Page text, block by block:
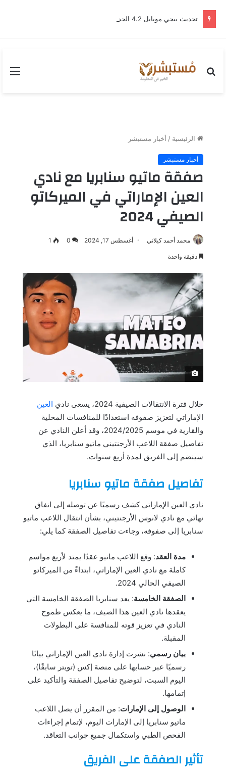
بحث
الرئيسية / أخبار مستبشر
أخبار مستبشر
صفقة ماتيو سنابريا مع نادي
العين الإماراتي في الميركاتو
الصيفي 2024
محمد أحمد كيلاني أغسطس 17, 2024 0
1
دقيقة واحدة
َ
خلال فترة الانتقالات الصيفية 2024، يسعى نادي
العين
الإماراتي لتعزيز صفوفه استعدادًا للمنافسات المحلية
والقارية في موسم 2024/2025، وقد أعلن النادي عن
تفاصيل صفقة اللاعب الأرجنتيني ماتيو سنابريا، الذي
سينضم إلى الفريق لمدة أربع سنوات.
تفاصيل صفقة ماتيو سنابريا
نادي العين الإماراتي كشف رسميًا عن توصله إلى اتفاق
نهائي مع نادي لانوس الأرجنتيني، بشأن انتقال اللاعب ماتيو
سنابريا إلى صفوفه، وجاءت تفاصيل الصفقة كما يلي:
مدة العقد: وقع اللاعب ماتيو عقدًا يمتد لأربع مواسم
كاملة مع نادي العين الإماراتي، ابتداءً من الميركاتو
الصيفي الحالي 2024.
الصفقة الخامسة: يعد سنابريا الصفقة الخامسة التي
يعقدها نادي العين هذا الصيف، ما يعكس طموح
النادي في تعزيز قوته للمنافسة على البطولات
المقبلة.
بيان رسمي: نشرت إدارة نادي العين الإماراتي بيانًا
رسميًا عبر حسابها على منصة إكس (تويتر سابقًا)،
اليوم السبت، لتوضيح تفاصيل الصفقة والتأكيد على
إتمامها.
الوصول إلى الإمارات: من المقرر أن يصل اللاعب
ماتيو سنابريا إلى الإمارات اليوم، لإتمام إجراءات
الفحص الطبي واستكمال جميع جوانب التعاقد.
تأثير الصفقة على الفريق